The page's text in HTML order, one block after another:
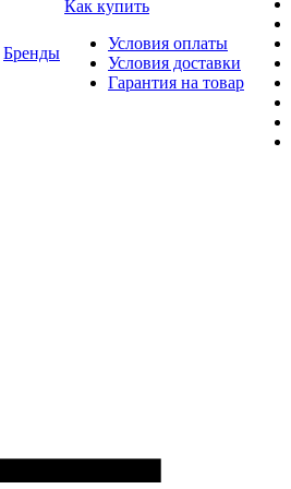
Бренды
Как купить
Условия оплаты
Условия доставки
Гарантия на товар